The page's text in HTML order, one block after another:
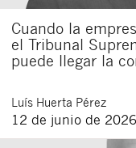
Cuando la
el Tribunal
puede llegar la
Luís Huerta Pérez
12 de junio de 2026